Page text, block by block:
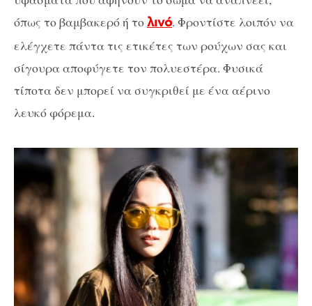
όπως το βαμβακερό ή τολινό. Φροντίστε λοιπόν να
ελέγχετε πάντα τις ετικέτες των ρούχων σας και
σίγουρα αποφύγετε τον πολυεστέρα. Φυσικά
τίποτα δεν μπορεί να συγκριθεί με ένα αέρινο
λευκό φόρεμα.